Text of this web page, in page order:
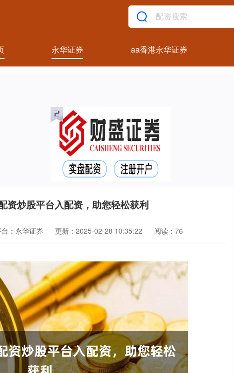
永华证券 aa香港永华证券
资炒股平台入配资，助您轻松获利
：永华证券 更新：2025-02-28 10:35:22 阅读：76